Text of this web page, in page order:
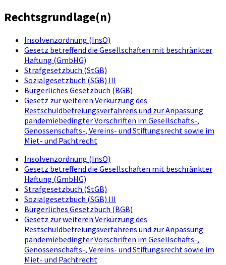
Rechtsgrundlage(n)
Insolvenzordnung (InsO)
Gesetz betreffend die Gesellschaften mit beschränkter
Haftung (GmbHG)
Strafgesetzbuch (StGB)
Sozialgesetzbuch (SGB) III
Bürgerliches Gesetzbuch (BGB)
Gesetz zur weiteren Verkürzung des
Restschuldbefreiungsverfahrens und zur Anpassung
pandemiebedingter Vorschriften im Gesellschafts-,
Genossenschafts-, Vereins- und Stiftungsrecht sowie im
Miet- und Pachtrecht
Insolvenzordnung (InsO)
Gesetz betreffend die Gesellschaften mit beschränkter
Haftung (GmbHG)
Strafgesetzbuch (StGB)
Sozialgesetzbuch (SGB) III
Bürgerliches Gesetzbuch (BGB)
Gesetz zur weiteren Verkürzung des
Restschuldbefreiungsverfahrens und zur Anpassung
pandemiebedingter Vorschriften im Gesellschafts-,
Genossenschafts-, Vereins- und Stiftungsrecht sowie im
Miet- und Pachtrecht